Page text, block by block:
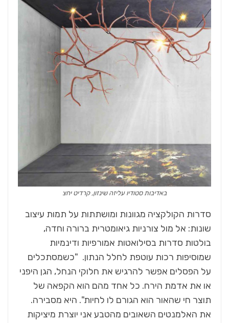
באדיבות סטודיו עליזה שינזון, קרדיט יחצ
סדרות הקולקציה מגוונות ומושתתות על תמות עיצוב
שונות: אל מול צורניות גיאומטרית ברורה וחדה,
בולטות סדרות בסילואטות אמורפיות ודינמיות
שמוסיפות רכות עוטפת לחלל הנתון. "כשמסתכלים
על הפסלים אפשר להרגיש את חלוקי הנחל, הגן היפני
או את אדמת הירח. כל אחד מהם הוא הקפאה של
תוצר חי שהאור הוא הגורם לו לחיות". היא מסבירה.
את האלמנטים השאובים מהטבע אני יוצרת מיציקות